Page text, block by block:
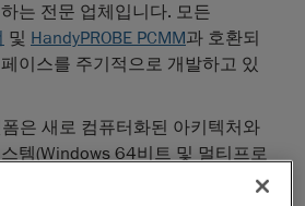
는 전문 업체입니다. 모든
및 HandyPROBE PCMM과 호환되
이스를 주기적으로 개발하고 있
은 새로 컴퓨터화된 아키텍처와
템(Windows 64비트 및 멀티프로
계측 소프트웨어의 성능과 처리량